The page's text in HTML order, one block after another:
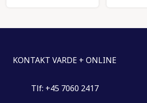
KONTAKT VARDE + ONLINE
Tlf: +45 7060 2417